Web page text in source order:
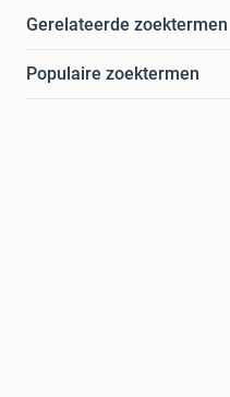
Gerelateerde zoektermen
Populaire zoektermen